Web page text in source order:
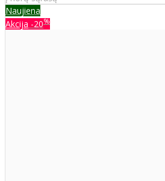
Naujiena
Akcija -20%